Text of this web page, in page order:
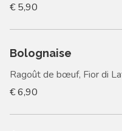
€ 5,90
Bolognaise
Ragoût de bœuf, Fior di
€ 6,90